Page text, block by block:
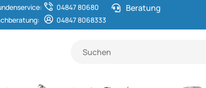
04847 80680
04847 8068333
Beratung